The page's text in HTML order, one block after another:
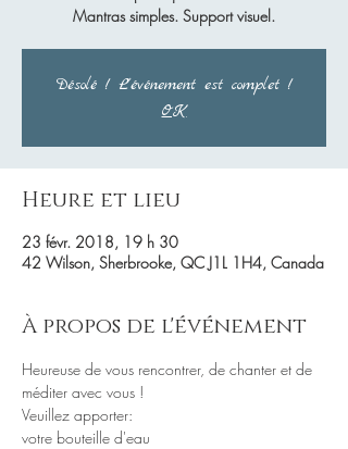
Mantras simples. Support visuel.
Désolé ! L'événement est complet !
OK
Heure et lieu
23 févr. 2018, 19 h 30
42 Wilson, Sherbrooke, QC J1L 1H4, Canada
À propos de l'événement
Heureuse de vous rencontrer, de chanter et de
Veuillez apporter: